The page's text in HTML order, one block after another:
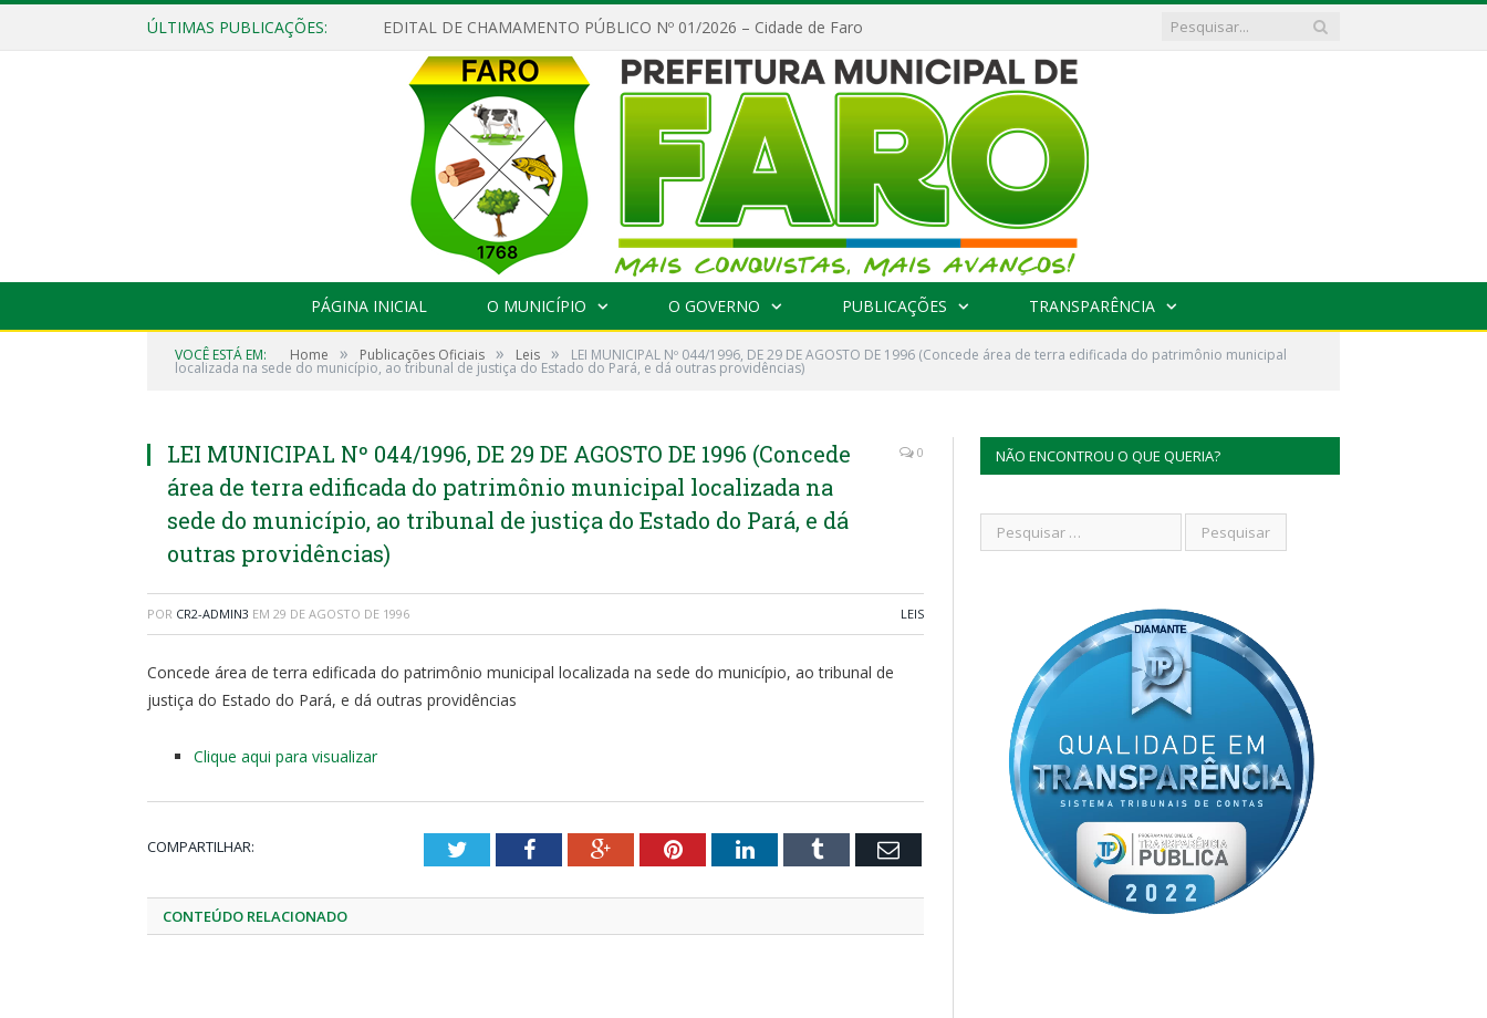
ÚLTIMAS PUBLICAÇÕES: EDITAL DE CHAMAMENTO PÚBLICO Nº 01/2026 – Cidade de Faro
PÁGINA INICIAL O MUNICÍPIO O GOVERNO PUBLICAÇÕES TRANSPARÊNCIA
VOCÊ ESTÁ EM: Home » Publicações Oficiais » Leis » LEI MUNICIPAL Nº 044/1996, DE 29 DE AGOSTO DE 1996 (Concede área de terra edificada do patrimônio municipal
localizada na sede do município, ao tribunal de justiça do Estado do Pará, e dá outras providências)
LEI MUNICIPAL Nº 044/1996, DE 29 DE AGOSTO DE 1996 (Concede
área de terra edificada do patrimônio municipal localizada na
sede do município, ao tribunal de justiça do Estado do Pará, e dá
outras providências)
0
POR CR2-ADMIN3 EM 29 DE AGOSTO DE 1996 LEIS
Concede área de terra edificada do patrimônio municipal localizada na sede do município, ao tribunal de
justiça do Estado do Pará, e dá outras providências
Clique aqui para visualizar
COMPARTILHAR: TwitterFacebookGoogle+PinterestLinkedInTumblr Email
CONTEÚDO RELACIONADO
NÃO ENCONTROU O QUE QUERIA?